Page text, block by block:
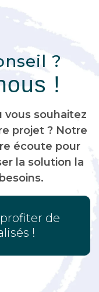
?
!
vous souhaitez
projet ? Notre
écoute pour
la solution la
de
!